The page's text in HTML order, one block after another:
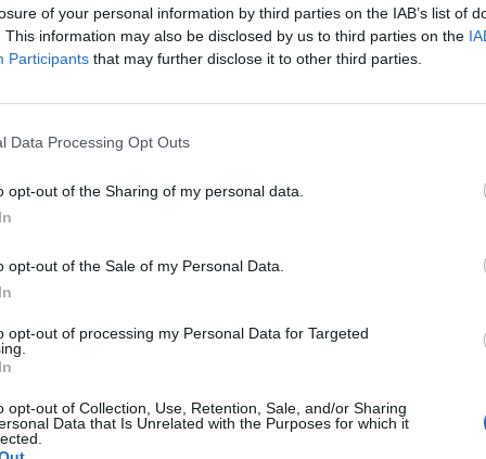
of your personal information by third parties on the IAB’s list of
This information may also be disclosed by us to third parties on the
Participants that may further disclose it to other third parties.
Data Processing Opt Outs
opt-out of the Sharing of my personal data.
opt-out of the Sale of my Personal Data.
opt-out of processing my Personal Data for Targeted
opt-out of Collection, Use, Retention, Sale, and/or Sharing
Data that Is Unrelated with the Purposes for which it
και πιο δροσερές
πάρκου Faria Αίολος Λάρυμνα
σε 12
του ESG, του Green Business και των ΟΤΑ